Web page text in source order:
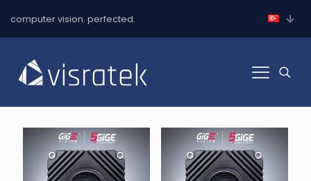
computer vision. perfected.